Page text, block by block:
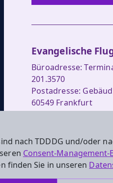
nach TDDDG und/oder
Consent-Management-
finden Sie in unseren
Evangelische
Büroadresse:
201.3570
Postadresse:
60549 Frankfurt
frankfurt.de